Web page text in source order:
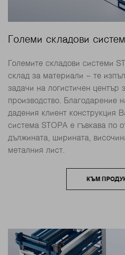
Големи складови
Големите складови системи
склад за материали – те
задачи на логистичен център
производство. Благодарение
дадения клиент конструкция
система STOPA е гъвкава по
дължината, ширината,
металния лист.
КЪМ